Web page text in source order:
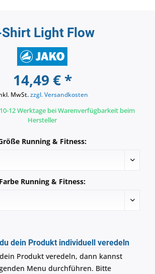
Shirt Light Flow
14,49 € *
MwSt.zzgl. Versandkosten
12 Werktage bei Warenverfügbarkeit beim
Hersteller
Running & Fitness:
Farbe Running & Fitness:
dein Produkt individuell veredeln
Produkt veredeln, dann kannst
Menu durchführen. Bitte